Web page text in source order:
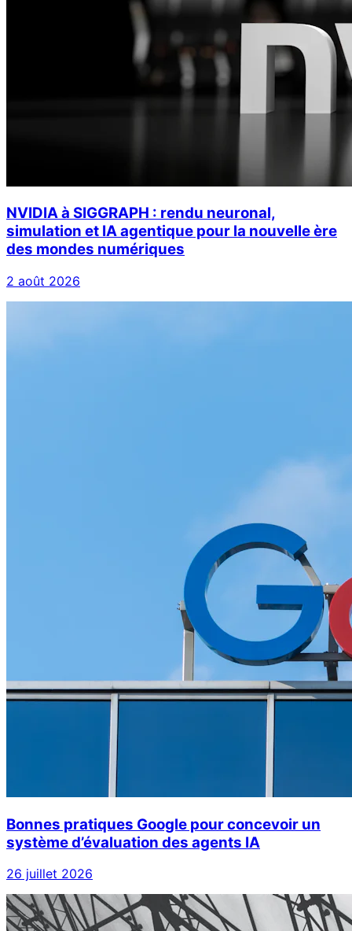
NVIDIA à SIGGRAPH : rendu neuronal,
simulation et IA agentique pour la nouvelle ère
des mondes numériques
2 août 2026
Bonnes pratiques Google pour concevoir un
système d’évaluation des agents IA
26 juillet 2026